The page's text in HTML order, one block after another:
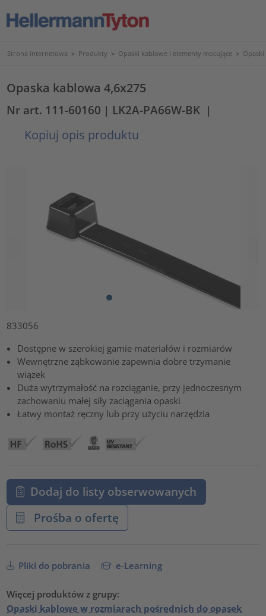
Strona internetowa > Produkty > Opaski kablowe i elementy mocujące >
Opaska kablowa 4,6x275
Nr art. 111-60160 | LK2A-PA66W-BK |
Kopiuj opis produktu
833056
Dostępne w szerokiej gamie materiałów i rozmiarów
Wewnętrzne ząbkowanie zapewnia dobre trzymanie
wiązek
Duża wytrzymałość na rozciąganie, przy jednoczesnym
zachowaniu małej siły zaciągania opaski
Łatwy montaż ręczny lub przy użyciu narzędzia
Dodaj do listy obserwowanych
Prośba o ofertę
Pliki do pobrania e-Learning
Więcej produktów z grupy:
Opaski kablowe w rozmiarach pośrednich do opasek